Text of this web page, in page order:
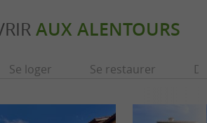
AUX ALENTOURS
Se loger Se restaurer